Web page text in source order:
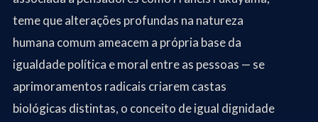
teme que alterações profundas na natureza
humana comum ameacem a própria base da
igualdade política e moral entre as pessoas — se
aprimoramentos radicais criarem castas
biológicas distintas, o conceito de igual dignidade